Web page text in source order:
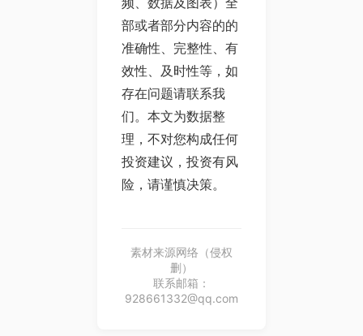
部或者部分内容的的
准确性、完整性、有
效性、及时性等，如
存在问题请联系我
们。本文为数据整
理，不对您构成任何
投资建议，投资有风
险，请谨慎决策。
素材来源网络（侵权
删）
联系邮箱：
928661332@qq.com